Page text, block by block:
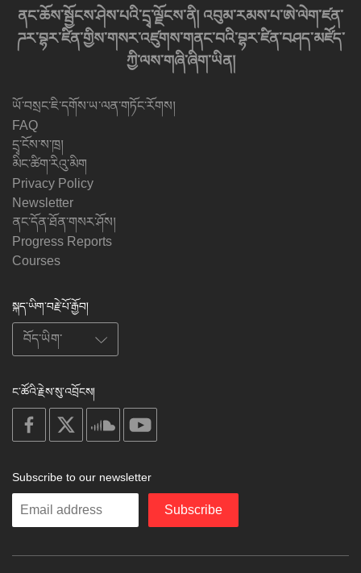
ནང་ཆོས་སྦྱོངས་ཤེས་པའི་དྲྭ་ལྗོངས་ནི། འབུམ་རམས་པ་ཨེ་ལེག་ཛན་
ཌར་བྷར་ཛིན་གྱིས་གསར་འཛུགས་གནང་བའི་བྷར་ཛིན་བཤད་མཛོད་
ཀྱི་ལས་གཞི་ཞིག་ཡིན།
ཡོ་བསྲང་ཇི་དགོས་ཡ་ལན་གཏོང་རོགས།
FAQ
དྲྭ་ངོས་ས་ཁྲ།
མིང་ཚིག་རིའུ་མིག
Privacy Policy
Newsletter
ནང་དོན་ཐོན་གསར་ཤོས།
Progress Reports
Courses
སྐད་ཡིག་བརྗེ་པོ་རྒྱོབ།
ང་ཚོའི་རྗེས་སུ་འབྲོངས།
on
facebook
soundcloud
Subscribe to our newsletter
Enter
Subscribe